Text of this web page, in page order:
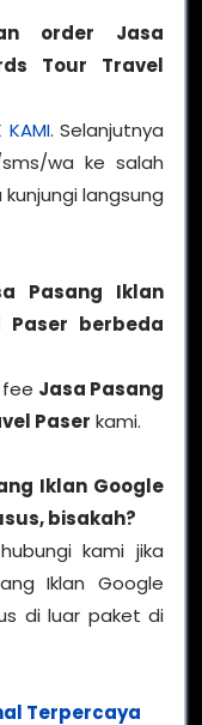
order Jasa
Tour Travel
KAMI. Selanjutnya
wa ke salah
langsung
Pasang Iklan
Paser berbeda
fee Jasa Pasang
Paser kami.
Iklan Google
bisakah?
kami jika
Iklan Google
di luar paket di
Terpercaya